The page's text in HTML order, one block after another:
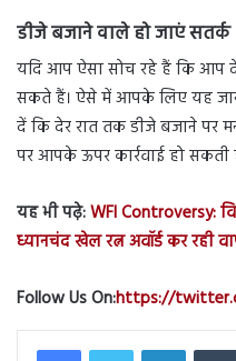
डीजे बजाने वाले हो जाएं सतर्क
यदि आप ऐसा सोच रहे हैं कि आप
सकते हैं। ऐसे में आपके लिए यह
दें कि देर रात तक डीजे बजाने पर
पर आपके ऊपर कार्रवाई हो सकती
यह भी पढ़े:WFI Controversy:
ध्यानचंद खेल रत्न अवॉर्ड कर रही
Follow Us On:https://
LinkedIn